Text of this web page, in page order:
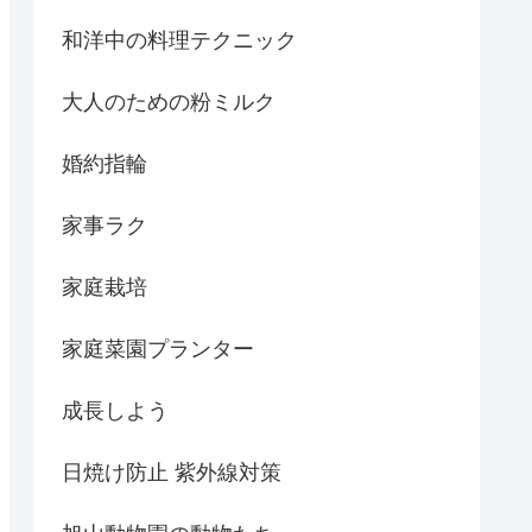
和洋中の料理テクニック
大人のための粉ミルク
婚約指輪
家事ラク
家庭栽培
家庭菜園プランター
成長しよう
日焼け防止 紫外線対策